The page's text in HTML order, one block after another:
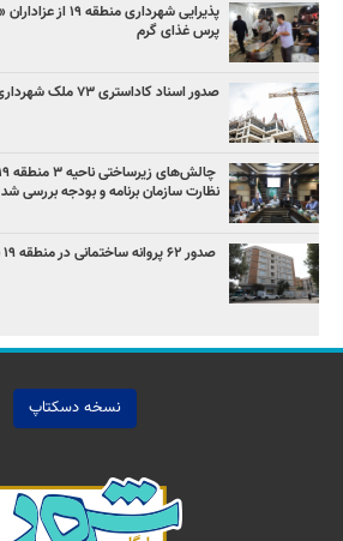
پرس غذای گرم
صدور اسناد کاداستری ۷۳ ملک شهرداری در منطقه ۱۹
نظارت سازمان برنامه و بودجه بررسی شد
صدور ۶۲ پروانه ساختمانی در منطقه ۱۹ با میانگین زمان ۳۶ روز
نسخه دسکتاپ